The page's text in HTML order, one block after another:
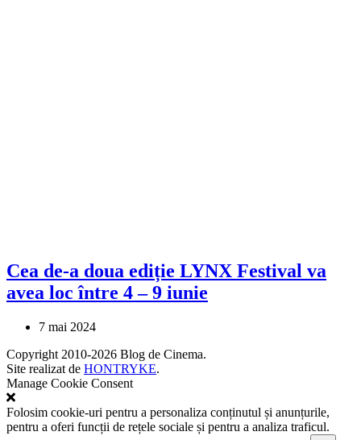
Cea de-a doua ediție LYNX Festival va
avea loc între 4 – 9 iunie
7 mai 2024
Copyright 2010-2026 Blog de Cinema.
Site realizat de HONTRYKE.
Manage Cookie Consent
Folosim cookie-uri pentru a personaliza conținutul și anunțurile,
pentru a oferi funcții de rețele sociale și pentru a analiza traficul.